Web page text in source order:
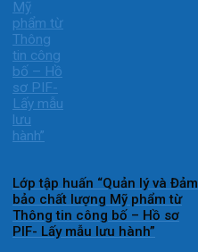
Lớp tập huấn “Quản lý và Đảm
bảo chất lượng Mỹ phẩm từ
Thông tin công bố – Hồ sơ
PIF- Lấy mẫu lưu hành”